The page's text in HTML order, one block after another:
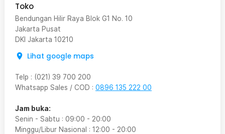
Toko
Bendungan Hilir Raya Blok G1 No. 10
Jakarta Pusat
DKI Jakarta 10210
Lihat google maps
Telp : (021) 39 700 200
Whatsapp Sales / COD : 0896 135 222 00
Jam buka:
Senin - Sabtu : 09:00 - 20:00
Minggu/Libur Nasional : 12:00 - 20:00